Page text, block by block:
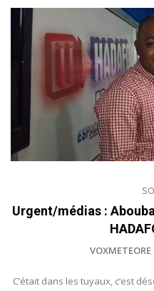
Urgent/médias :
VOXMETEORE
C’était dans les tuyaux, c’est